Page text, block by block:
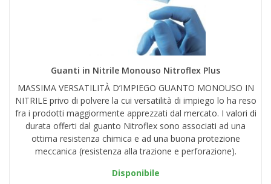
Guanti in Nitrile Monouso Nitroflex Plus
MASSIMA VERSATILITÀ D’IMPIEGO GUANTO MONOUSO IN
NITRILE privo di polvere la cui versatilità di impiego lo ha reso
fra i prodotti maggiormente apprezzati dal mercato. I valori di
durata offerti dal guanto Nitroflex sono associati ad una
ottima resistenza chimica e ad una buona protezione
meccanica (resistenza alla trazione e perforazione).
Disponibile